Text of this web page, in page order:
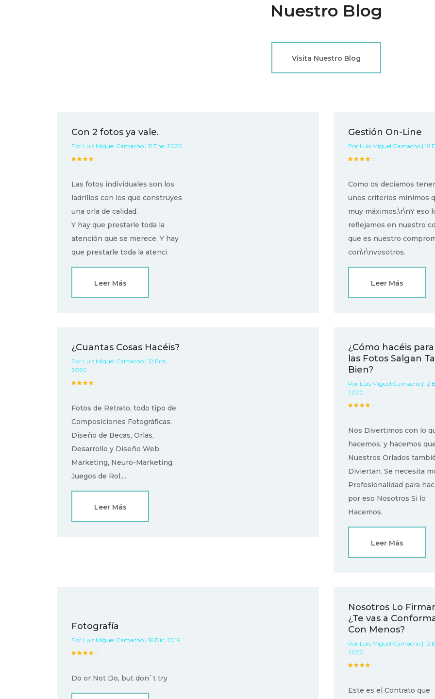
Nuestro Blog
Visita Nuestro Blog
Con 2 fotos ya vale.
Por Luis Miguel Camacho | 11 Ene, 2020
Las fotos individuales son los
ladrillos con los que construyes
una orla de calidad.
Y hay que prestarle toda la
atención que se merece. Y hay
que prestarle toda la atenci
Leer Más
Gestión On-Line
Por Luis Miguel Camacho | 16
Como os decíamos
unos criterios mínimos
muy máximos.\r\nY eso
reflejamos en nuestro
que es nuestro
con\r\nvosotros.
Leer Más
¿Cuantas Cosas Hacéis?
Por Luis Miguel Camacho | 12 Ene,
2020
Fotos de Retrato, todo tipo de
Composiciones Fotográficas,
Diseño de Becas, Orlas,
Desarrollo y Diseño Web,
Marketing, Neuro-Marketing,
Juegos de Rol,...
Leer Más
¿Cómo hacéis
las Fotos Salgan
Bien?
Por Luis Miguel Camacho | 12
2020
Nos Divertimos con lo
hacemos, y hacemos
Nuestros Orlados
Diviertan. Se necesita
Profesionalidad para
por eso Nosotros Si lo
Hacemos.
Leer Más
Fotografía
Por Luis Miguel Camacho | 16 Dic, 2019
Do or Not Do, but don`t try
Nosotros Lo
¿Te vas a
Con Menos?
Por Luis Miguel Camacho | 12
2020
Este es el Contrato que